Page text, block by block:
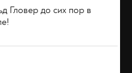
Гловер до сих пор в